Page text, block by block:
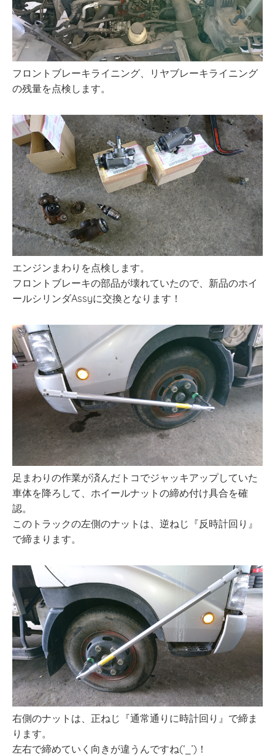
フロントブレーキライニング、リヤブレーキライニング
の残量を点検します。
エンジンまわりを点検します。
フロントブレーキの部品が壊れていたので、新品のホイ
ールシリンダAssyに交換となります！
足まわりの作業が済んだトコでジャッキアップしていた
車体を降ろして、ホイールナットの締め付け具合を確
認。
このトラックの左側のナットは、逆ねじ『反時計回り』
で締まります。
右側のナットは、正ねじ『通常通りに時計回り』で締ま
ります。
左右で締めていく向きが違うんですね(‘_’)！